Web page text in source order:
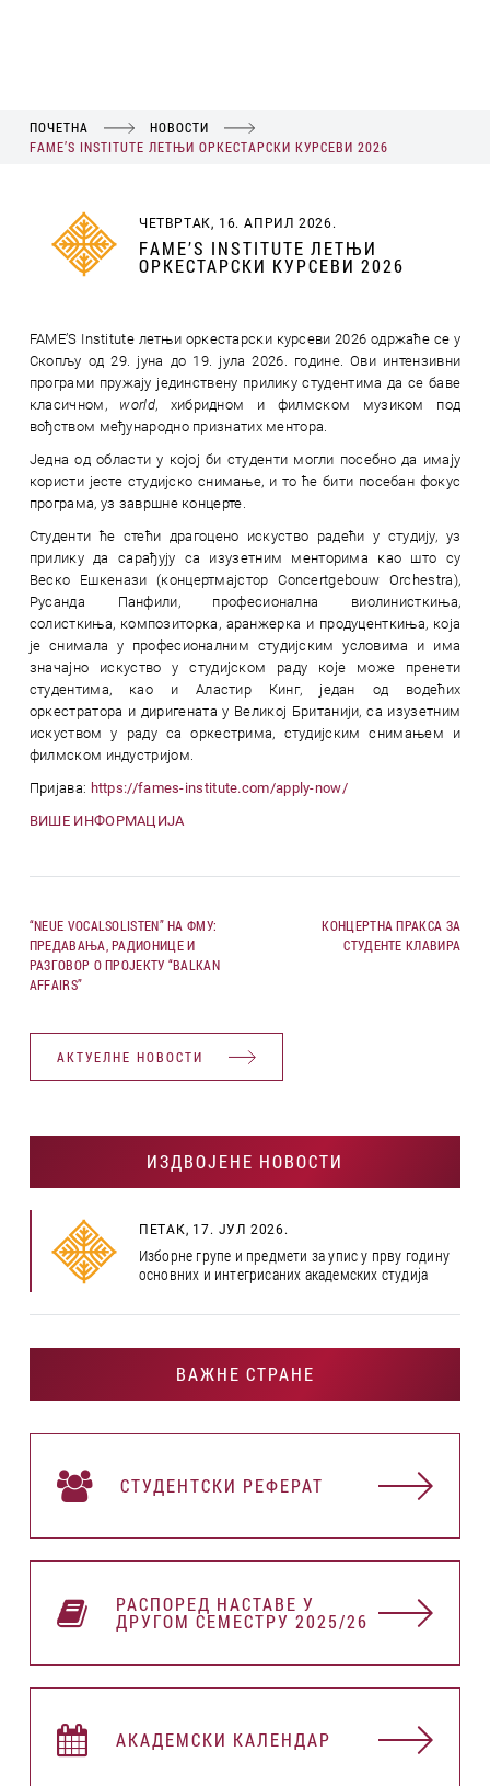
ПОЧЕТНА
НОВОСТИ
FAME’S INSTITUTE ЛЕТЊИ ОРКЕСТАРСКИ КУРСЕВИ 2026
ЧЕТВРТАК, 16. АПРИЛ 2026.
FAME’S INSTITUTE ЛЕТЊИ
ОРКЕСТАРСКИ КУРСЕВИ 2026
FAME’S Institute летњи оркестарски курсеви 2026 одржаће се у
Скопљу од 29. јуна до 19. јула 2026. године. Ови интензивни
програми пружају јединствену прилику студентима да се баве
класичном, world, хибридном и филмском музиком под
вођством међународно признатих ментора.
Једна од области у којој би студенти могли посебно да имају
користи јесте студијско снимање, и то ће бити посебан фокус
програма, уз завршне концерте.
Студенти ће стећи драгоцено искуство радећи у студију, уз
прилику да сарађују са изузетним менторима као што су
Веско Ешкенази (концертмајстор Concertgebouw Orchestra),
Русанда Панфили, професионална виолинисткиња,
солисткиња, композиторка, аранжерка и продуценткиња, која
је снимала у професионалним студијским условима и има
значајно искуство у студијском раду које може пренети
студентима, као и Аластир Кинг, један од водећих
оркестратора и диригената у Великој Британији, са изузетним
искуством у раду са оркестрима, студијским снимањем и
филмском индустријом.
Пријава: https://fames-institute.com/apply-now/
ВИШЕ ИНФОРМАЦИЈА
“NEUE VOCALSOLISTEN” НА ФМУ:
ПРЕДАВАЊА, РАДИОНИЦЕ И
РАЗГОВОР О ПРОЈЕКТУ “BALKAN
AFFAIRS”
КОНЦЕРТНА ПРАКСА ЗА
СТУДЕНТЕ КЛАВИРА
АКТУЕЛНЕ НОВОСТИ
ИЗДВОЈЕНЕ НОВОСТИ
ПЕТАК, 17. ЈУЛ 2026.
Изборне групе и предмети за упис у прву годину
основних и интегрисаних академских студија
ВАЖНЕ СТРАНЕ
СТУДЕНТСКИ РЕФЕРАТ
РАСПОРЕД НАСТАВЕ У
ДРУГОМ СЕМЕСТРУ 2025/26
АКАДЕМСКИ КАЛЕНДАР